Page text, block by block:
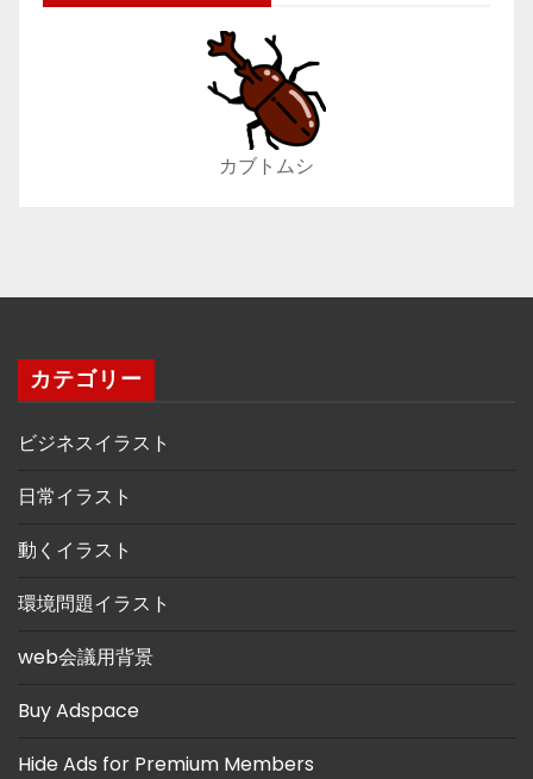
カブトムシ
カテゴリー
ビジネスイラスト
日常イラスト
動くイラスト
環境問題イラスト
web会議用背景
Buy Adspace
Hide Ads for Premium Members